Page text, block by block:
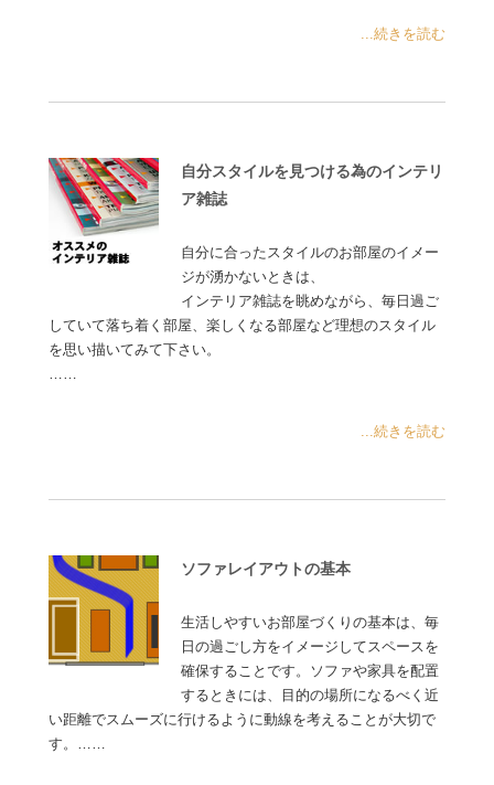
...続きを読む
自分スタイルを見つける為のインテリ
ア雑誌
自分に合ったスタイルのお部屋のイメー
ジが湧かないときは、
インテリア雑誌を眺めながら、毎日過ご
していて落ち着く部屋、楽しくなる部屋など理想のスタイル
を思い描いてみて下さい。
……
...続きを読む
ソファレイアウトの基本
生活しやすいお部屋づくりの基本は、毎
日の過ごし方をイメージしてスペースを
確保することです。ソファや家具を配置
するときには、目的の場所になるべく近
い距離でスムーズに行けるように動線を考えることが大切で
す。……